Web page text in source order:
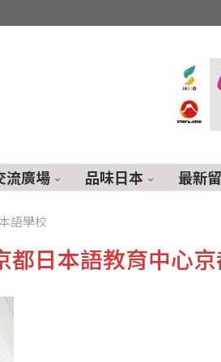
流廣場 品味日本 最新
語學校
都日本語教育中心